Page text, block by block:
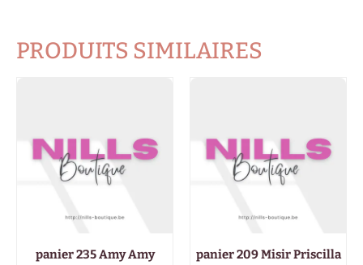
PRODUITS SIMILAIRES
panier 235 Amy Amy panier 209 Misir Priscilla